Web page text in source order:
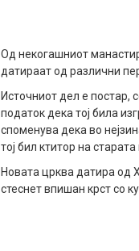
Од некогашниот
датираат од различни
Источниот дел е постар,
податок дека тој била
споменува дека во
тој бил ктитор на старата
Новата црква датира од
стеснет впишан крст со